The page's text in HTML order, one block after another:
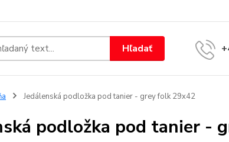
Hľadať
Jedálenská podložka pod tanier - grey folk 29x42
podložka pod tanier -